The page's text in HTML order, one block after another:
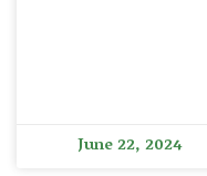
June 22, 2024